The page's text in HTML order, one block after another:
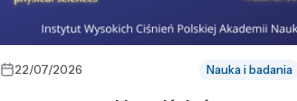
22/07/2026 Nauka i badania